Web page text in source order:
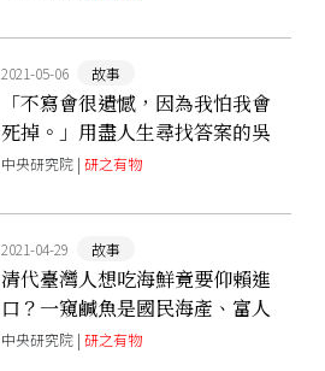
2021-05-06 故事
「不寫會很遺憾，因為我怕我會
死掉。」用盡人生尋找答案的吳
介民研究員與其嘔心瀝血之作
中央研究院 |研之有物
2021-04-29 故事
清代臺灣人想吃海鮮竟要仰賴進
口？一窺鹹魚是國民海產、富人
吃海味炫富的時代
中央研究院 |研之有物